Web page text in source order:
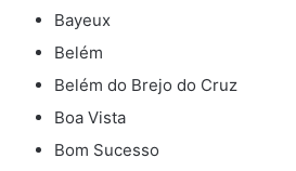
Bayeux
Belém
Belém do Brejo do Cruz
Boa Vista
Bom Sucesso